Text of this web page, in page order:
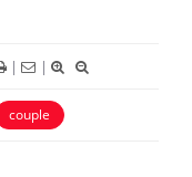
| |
couple